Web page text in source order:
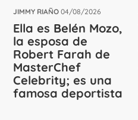
JIMMY RIAÑO 04/08/2026
Ella es Belén Mozo,
la esposa de
Robert Farah de
MasterChef
Celebrity; es una
famosa deportista